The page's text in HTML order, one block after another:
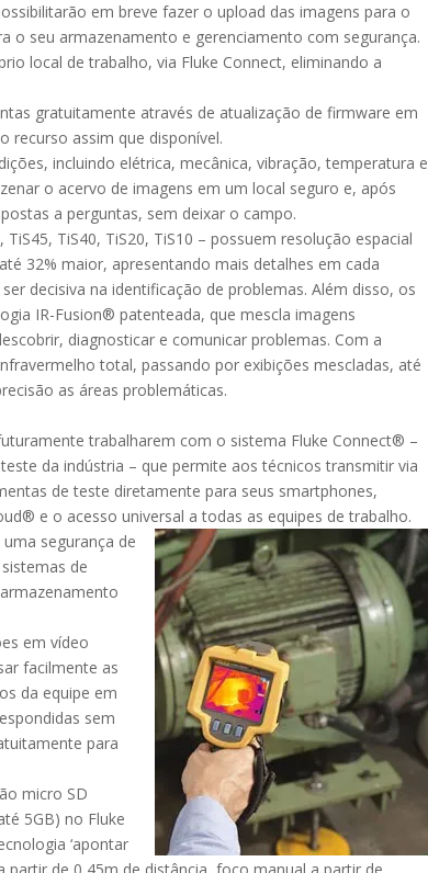
em breve fazer o upload das imagens para o
o seu armazenamento e gerenciamento com segurança.
local de trabalho, via Fluke Connect, eliminando a
gratuitamente através de atualização de firmware em
recurso assim que disponível.
incluindo elétrica, mecânica, vibração, temperatura e
o acervo de imagens em um local seguro e, após
a perguntas, sem deixar o campo.
TiS40, TiS20, TiS10 – possuem resolução espacial
32% maior, apresentando mais detalhes em cada
decisiva na identificação de problemas. Além disso, os
IR-Fusion® patenteada, que mescla imagens
diagnosticar e comunicar problemas. Com a
total, passando por exibições mescladas, até
as áreas problemáticas.
trabalharem com o sistema Fluke Connect® –
da indústria – que permite aos técnicos transmitir via
de teste diretamente para seus smartphones,
e o acesso universal a todas as equipes de trabalho.
segurança de
de
em vídeo
facilmente as
da equipe em
sem
para
micro SD
5GB) no Fluke
‘apontar